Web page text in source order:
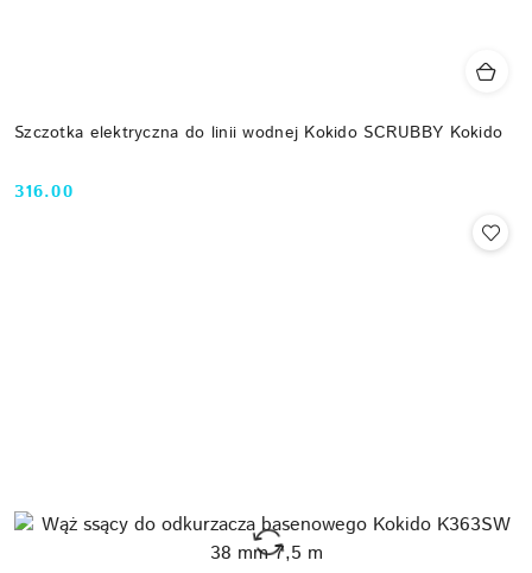
Szczotka elektryczna do linii wodnej Kokido SCRUBBY Kokido
Cena:
316.00